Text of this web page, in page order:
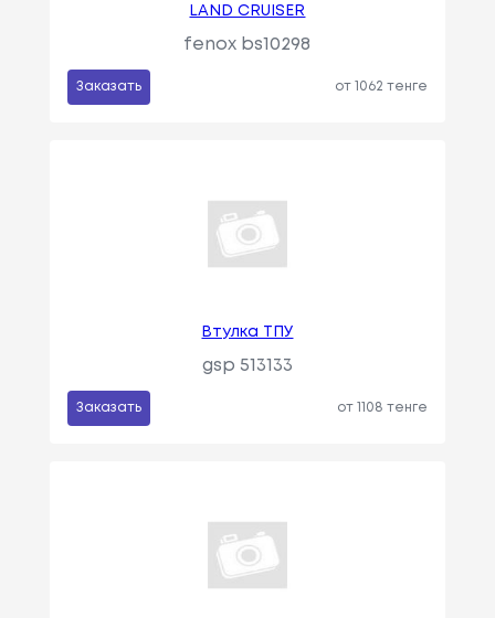
LAND CRUISER
fenox bs10298
Заказать от 1062 тенге
Втулка ТПУ
gsp 513133
Заказать от 1108 тенге